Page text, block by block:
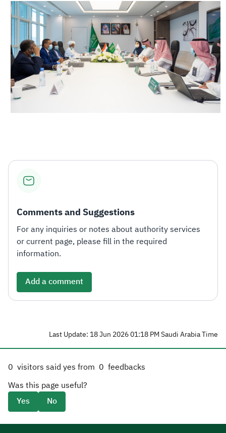
Comments and Suggestions
For any inquiries or notes about authority services
or current page, please fill in the required
information.
Add a comment
Last Update: 18 Jun 2026 01:18 PM Saudi Arabia Time
0 visitors said yes from 0 feedbacks
Was this page useful?
Yes
No